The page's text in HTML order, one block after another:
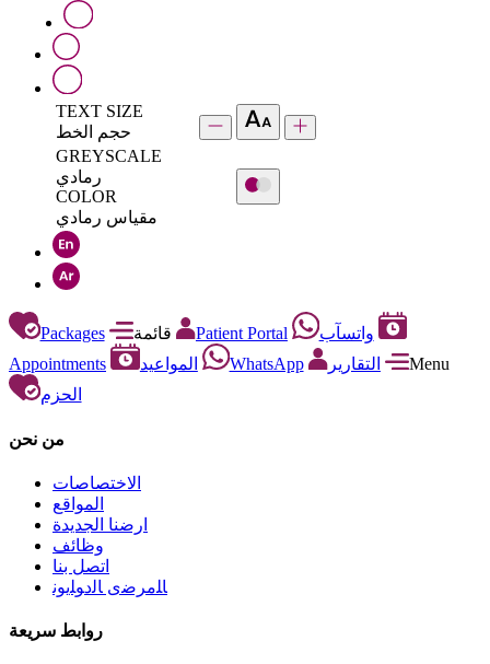
TEXT SIZE
حجم الخط
GREYSCALE
رمادي
COLOR
مقياس رمادي
Packages Patient Portal
واتسآب
Appointments
المواعيد WhatsApp التقارير
Menu
الحزم
من نحن
الاختصاصات
المواقع
ارضنا الجديدة
وظائف
اتصل بنا
ﺎﻠﻣﺮﺿﻯ ﺎﻟﺩﻮﻠﻳﻮﻧ
روابط سريعة